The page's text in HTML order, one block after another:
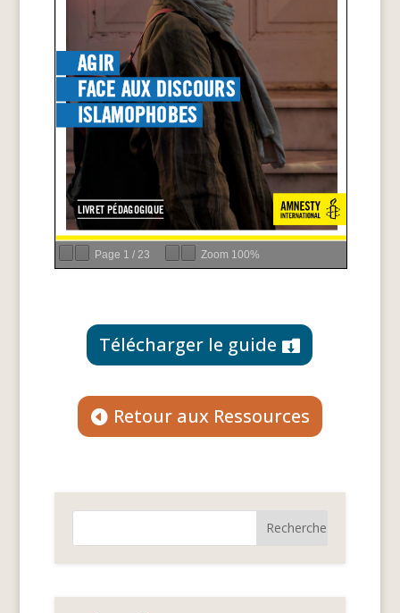
Page 1 / 23 Zoom 100%
Télécharger le guide
Retour aux Ressources